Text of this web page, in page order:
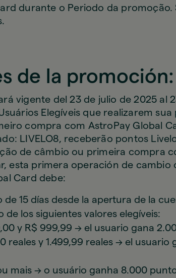
durante o Periodo da promoção.
de la promoción:
vigente del 23 de julio de 2025 al
Elegíveis que realizarem
compra com AstroPay Global
LIVELO8, receberão pontos
de câmbio ou primeira compra
esta primera operación de cambio
Card debe:
15 días desde la apertura de la
de los siguientes valores elegíveis:
y R$ 999,99 → el usuario gana
reales y 1.499,99 reales → el
mais → o usuário ganha 8.000